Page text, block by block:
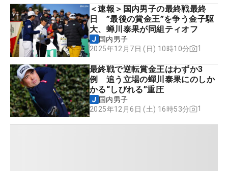
＜速報＞国内男子の最終戦最終
日 ”最後の賞金王”を争う金子駆
大、蝉川泰果が同組ティオフ
国内男子
2025年12月7日 (日) 10時10分
1
最終戦で逆転賞金王はわずか3
例 追う立場の蟬川泰果にのしか
かる“しびれる”重圧
国内男子
2025年12月6日 (土) 16時53分
1